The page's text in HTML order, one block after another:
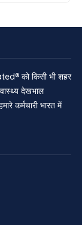
को किसी भी शहर
देखभाल
कर्मचारी भारत में